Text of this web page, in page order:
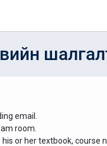
email.
room.
or her textbook, course